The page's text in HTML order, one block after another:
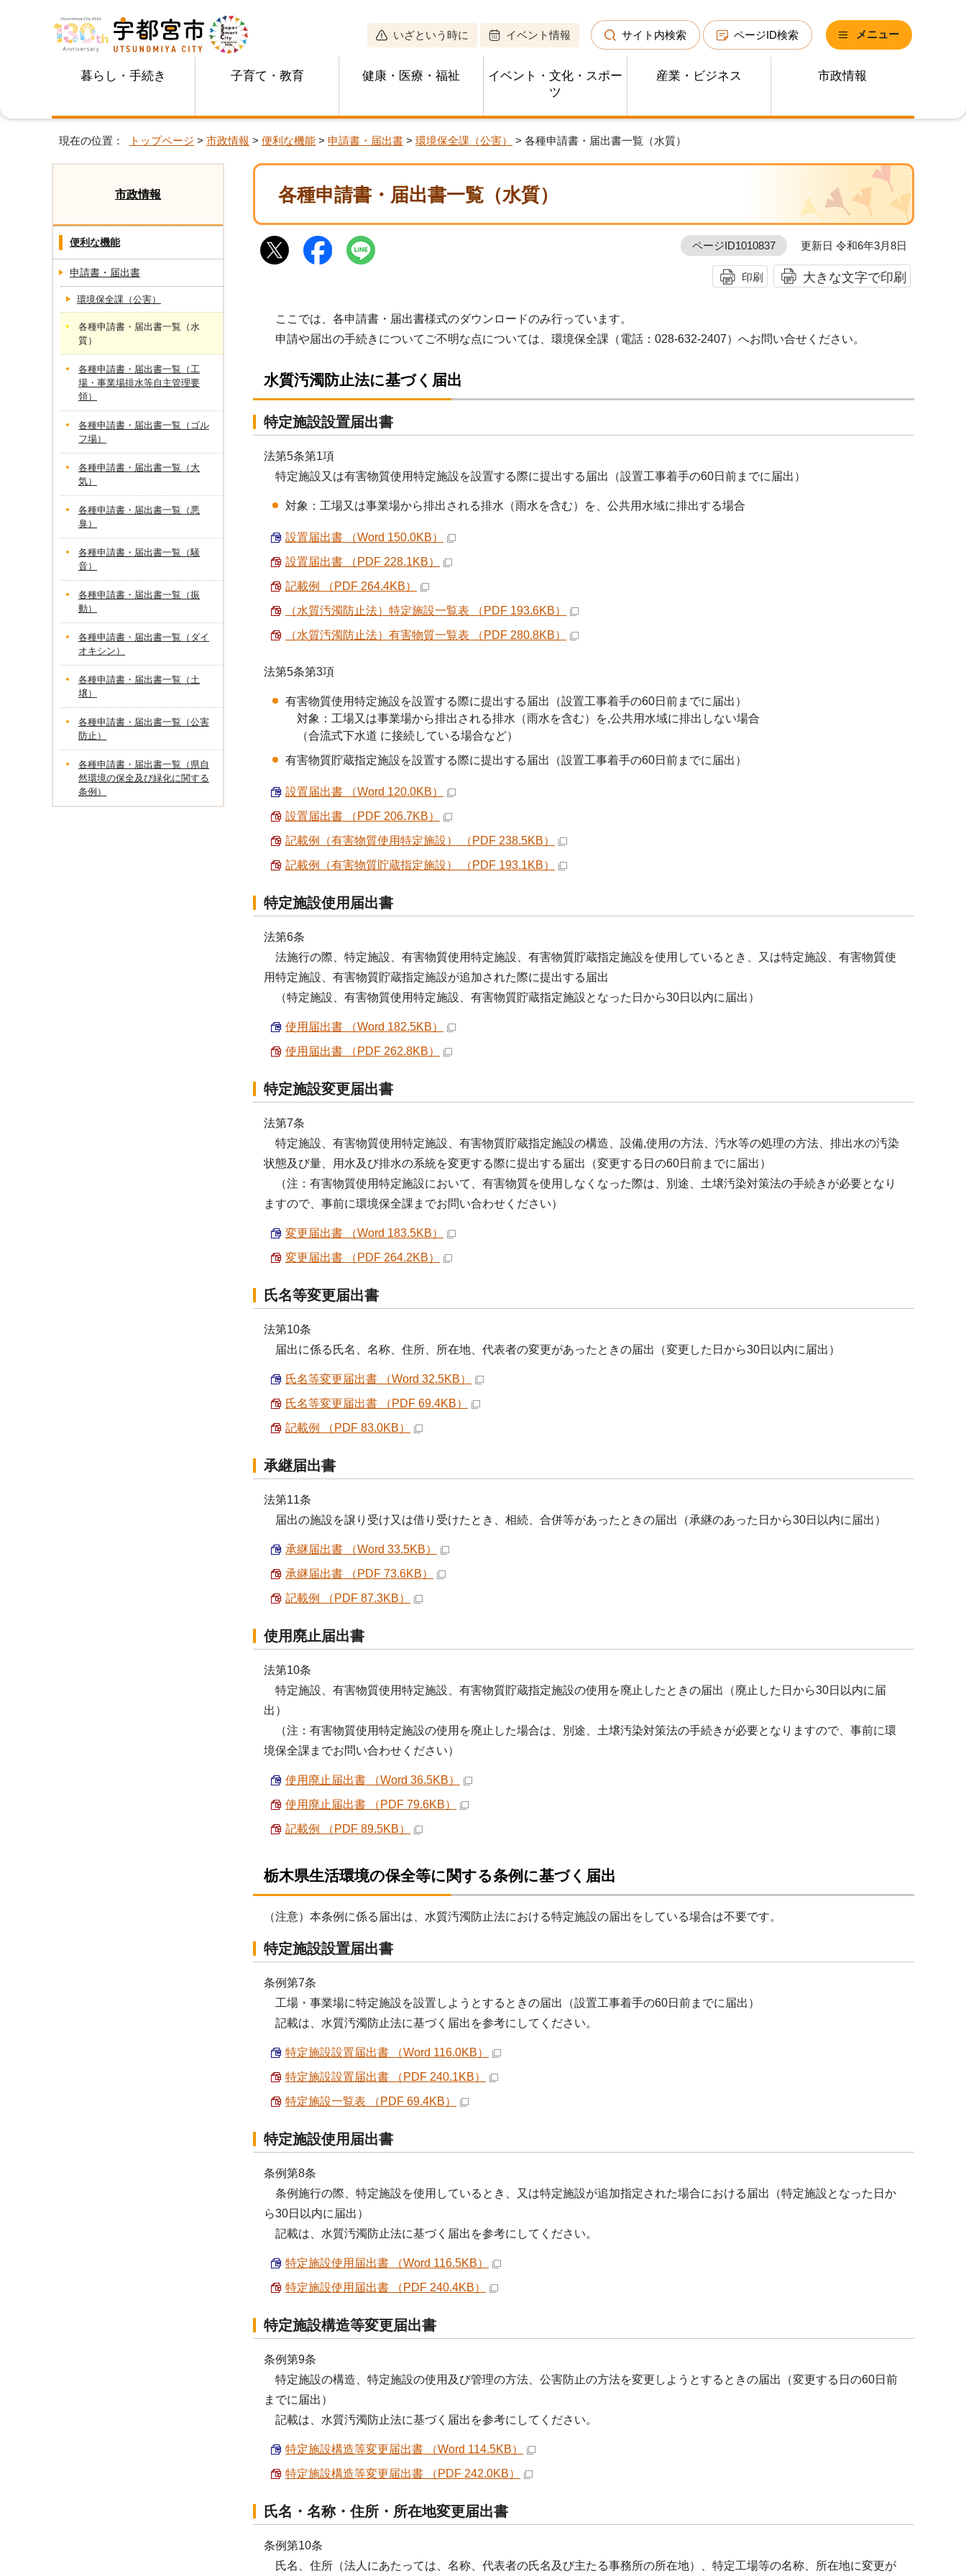
いざという時に イベント情報 サイト内検索 ページID検索 メニュー
暮らし・手続き 子育て・教育 健康・医療・福祉
イベント・文化・スポー
ツ
産業・ビジネス 市政情報
現在の位置： トップページ > 市政情報 > 便利な機能 > 申請書・届出書 > 環境保全課（公害） > 各種申請書・届出書一覧（水質）
各種申請書・届出書一覧（水質）
ページID1010837 更新日 令和6年3月8日
印刷 大きな文字で印刷
ここでは、各申請書・届出書様式のダウンロードのみ行っています。
申請や届出の手続きについてご不明な点については、環境保全課（電話：028-632-2407）へお問い合せください。
水質汚濁防止法に基づく届出
特定施設設置届出書
法第5条第1項
特定施設又は有害物質使用特定施設を設置する際に提出する届出（設置工事着手の60日前までに届出）
対象：工場又は事業場から排出される排水（雨水を含む）を、公共用水域に排出する場合
設置届出書 （Word 150.0KB）
設置届出書 （PDF 228.1KB）
記載例 （PDF 264.4KB）
（水質汚濁防止法）特定施設一覧表 （PDF 193.6KB）
（水質汚濁防止法）有害物質一覧表 （PDF 280.8KB）
法第5条第3項
有害物質使用特定施設を設置する際に提出する届出（設置工事着手の60日前までに届出）
対象：工場又は事業場から排出される排水（雨水を含む）を,公共用水域に排出しない場合
（合流式下水道 に接続している場合など）
有害物質貯蔵指定施設を設置する際に提出する届出（設置工事着手の60日前までに届出）
設置届出書 （Word 120.0KB）
設置届出書 （PDF 206.7KB）
記載例（有害物質使用特定施設） （PDF 238.5KB）
記載例（有害物質貯蔵指定施設） （PDF 193.1KB）
特定施設使用届出書
法第6条
法施行の際、特定施設、有害物質使用特定施設、有害物質貯蔵指定施設を使用しているとき、又は特定施設、有害物質使
用特定施設、有害物質貯蔵指定施設が追加された際に提出する届出
（特定施設、有害物質使用特定施設、有害物質貯蔵指定施設となった日から30日以内に届出）
使用届出書 （Word 182.5KB）
使用届出書 （PDF 262.8KB）
特定施設変更届出書
法第7条
特定施設、有害物質使用特定施設、有害物質貯蔵指定施設の構造、設備,使用の方法、汚水等の処理の方法、排出水の汚染
状態及び量、用水及び排水の系統を変更する際に提出する届出（変更する日の60日前までに届出）
（注：有害物質使用特定施設において、有害物質を使用しなくなった際は、別途、土壌汚染対策法の手続きが必要となり
ますので、事前に環境保全課までお問い合わせください）
変更届出書 （Word 183.5KB）
変更届出書 （PDF 264.2KB）
氏名等変更届出書
法第10条
届出に係る氏名、名称、住所、所在地、代表者の変更があったときの届出（変更した日から30日以内に届出）
氏名等変更届出書 （Word 32.5KB）
氏名等変更届出書 （PDF 69.4KB）
記載例 （PDF 83.0KB）
承継届出書
法第11条
届出の施設を譲り受け又は借り受けたとき、相続、合併等があったときの届出（承継のあった日から30日以内に届出）
承継届出書 （Word 33.5KB）
承継届出書 （PDF 73.6KB）
記載例 （PDF 87.3KB）
使用廃止届出書
法第10条
特定施設、有害物質使用特定施設、有害物質貯蔵指定施設の使用を廃止したときの届出（廃止した日から30日以内に届
出）
（注：有害物質使用特定施設の使用を廃止した場合は、別途、土壌汚染対策法の手続きが必要となりますので、事前に環
境保全課までお問い合わせください）
使用廃止届出書 （Word 36.5KB）
使用廃止届出書 （PDF 79.6KB）
記載例 （PDF 89.5KB）
栃木県生活環境の保全等に関する条例に基づく届出
（注意）本条例に係る届出は、水質汚濁防止法における特定施設の届出をしている場合は不要です。
特定施設設置届出書
条例第7条
工場・事業場に特定施設を設置しようとするときの届出（設置工事着手の60日前までに届出）
記載は、水質汚濁防止法に基づく届出を参考にしてください。
特定施設設置届出書 （Word 116.0KB）
特定施設設置届出書 （PDF 240.1KB）
特定施設一覧表 （PDF 69.4KB）
特定施設使用届出書
条例第8条
条例施行の際、特定施設を使用しているとき、又は特定施設が追加指定された場合における届出（特定施設となった日か
ら30日以内に届出）
記載は、水質汚濁防止法に基づく届出を参考にしてください。
特定施設使用届出書 （Word 116.5KB）
特定施設使用届出書 （PDF 240.4KB）
特定施設構造等変更届出書
条例第9条
特定施設の構造、特定施設の使用及び管理の方法、公害防止の方法を変更しようとするときの届出（変更する日の60日前
までに届出）
記載は、水質汚濁防止法に基づく届出を参考にしてください。
特定施設構造等変更届出書 （Word 114.5KB）
特定施設構造等変更届出書 （PDF 242.0KB）
氏名・名称・住所・所在地変更届出書
条例第10条
氏名、住所（法人にあたっては、名称、代表者の氏名及び主たる事務所の所在地）、特定工場等の名称、所在地に変更が
市政情報
便利な機能
申請書・届出書
環境保全課（公害）
各種申請書・届出書一覧（水
質）
各種申請書・届出書一覧（工
場・事業場排水等自主管理要
領）
各種申請書・届出書一覧（ゴル
フ場）
各種申請書・届出書一覧（大
気）
各種申請書・届出書一覧（悪
臭）
各種申請書・届出書一覧（騒
音）
各種申請書・届出書一覧（振
動）
各種申請書・届出書一覧（ダイ
オキシン）
各種申請書・届出書一覧（土
壌）
各種申請書・届出書一覧（公害
防止）
各種申請書・届出書一覧（県自
然環境の保全及び緑化に関する
条例）